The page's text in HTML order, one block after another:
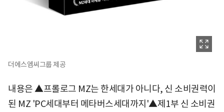
더에스엠씨그룹 제공
내용은 ▲프롤로그 MZ는 한세대가 아니다, 신 소비권력이
된 MZ 'PC세대부터 메타버스세대까지'▲제1부 신 소비권